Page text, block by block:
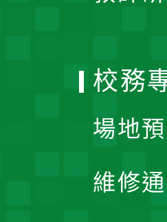
校務
場地
維修